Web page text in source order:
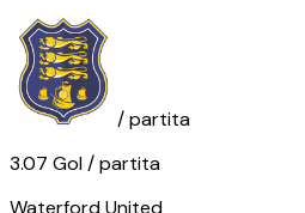
/ partita
3.07 Gol/ partita
Waterford United